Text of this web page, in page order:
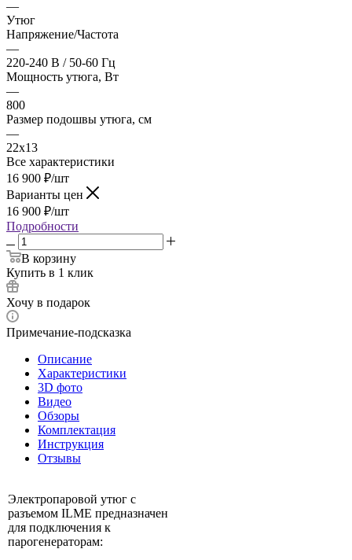
—
Утюг
Напряжение/Частота
—
220-240 В / 50-60 Гц
Мощность утюга, Вт
—
800
Размер подошвы утюга, см
—
22x13
Все характеристики
16 900 ₽/шт
Варианты цен
16 900 ₽/шт
Подробности
В корзину
Купить в 1 клик
Хочу в подарок
Примечание-подсказка
Описание
Характеристики
3D фото
Видео
Обзоры
Комплектация
Инструкция
Отзывы
Электропаровой утюг с
разъемом ILME предназначен
для подключения к
парогенераторам: